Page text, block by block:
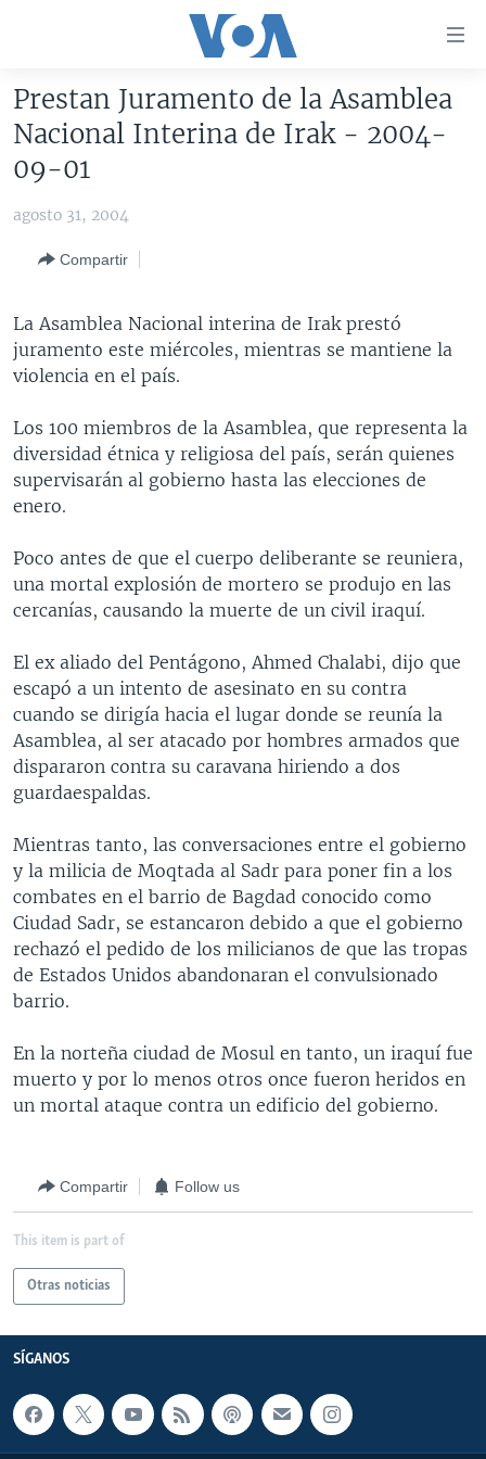
accesibilidad
contenido
Salte
Salte
búsqueda
AMÉRICA DEL NORTE
VOA VERIFICA INMIGRACIÓN
ARGENTINA
COLOMBIA
CHILE
PERÚ
ECUADOR
VENEZUELA
CHINA EN AMÉRICA LATINA
COSTA RICA
EL SALVADOR
GUATEMALA
HONDURAS
NICARAGUA
OTRAS SECCIONES
INMIGRACIÓN
LIBERTAD DE PRENSA
MUNDO
ECONOMÍA
TECNOLOGÍA
DEPORTES
CIENCIA Y SALUD
ESPECIALES DE LA VOA
LIBERTAD DE PRENSA
UCRANIA
MULTIMEDIA
FOTOGRAFÍA
AUDIOS
EL MUNDO AL DÍA
FORO INTERAMERICANO
VISIÓN 360
LAS CLAVES
PANORAMA
RADIO
AVANCE INFORMATIVO
AUDIONOTICIAS
BUENOS DÍAS AMÉRICA
ESTADOS UNIDOS AL DÍA
EL MUNDO AL DÍA [RADIO]
DEPORTIVO INTERNACIONAL
NOTA ECONÓMICA
ENTRETENIMIENTO
DIRECT
DOCUMENTALES DE LA VOA
Learning English
SÍGANOS
Idiomas
Prestan Juramento de la Asamblea
Nacional Interina de Irak - 2004-
09-01
agosto 31, 2004
Compartir
La Asamblea Nacional interina de Irak prestó
juramento este miércoles, mientras se mantiene la
violencia en el país.
Los 100 miembros de la Asamblea, que representa la
diversidad étnica y religiosa del país, serán quienes
supervisarán al gobierno hasta las elecciones de
enero.
Poco antes de que el cuerpo deliberante se reuniera,
una mortal explosión de mortero se produjo en las
cercanías, causando la muerte de un civil iraquí.
El ex aliado del Pentágono, Ahmed Chalabi, dijo que
escapó a un intento de asesinato en su contra
cuando se dirigía hacia el lugar donde se reunía la
Asamblea, al ser atacado por hombres armados que
dispararon contra su caravana hiriendo a dos
guardaespaldas.
Mientras tanto, las conversaciones entre el gobierno
y la milicia de Moqtada al Sadr para poner fin a los
combates en el barrio de Bagdad conocido como
Ciudad Sadr, se estancaron debido a que el gobierno
rechazó el pedido de los milicianos de que las tropas
de Estados Unidos abandonaran el convulsionado
barrio.
En la norteña ciudad de Mosul en tanto, un iraquí fue
muerto y por lo menos otros once fueron heridos en
un mortal ataque contra un edificio del gobierno.
Compartir Follow us
This item is part of
Otras noticias
SÍGANOS